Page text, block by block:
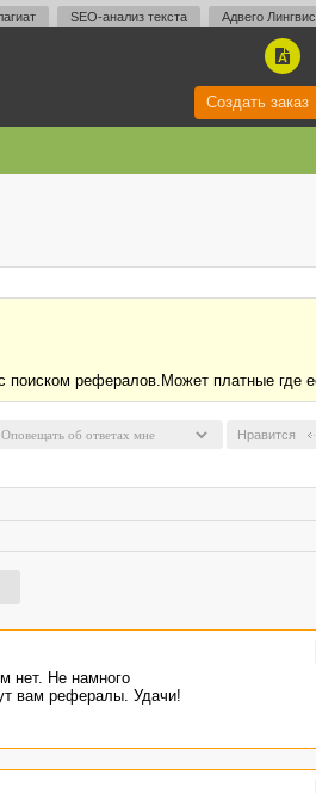
SEO-анализ текста Адвего
A
Создать заказ
поиском рефералов.Может платные где
Нравится
нет. Не намного
вам рефералы. Удачи!